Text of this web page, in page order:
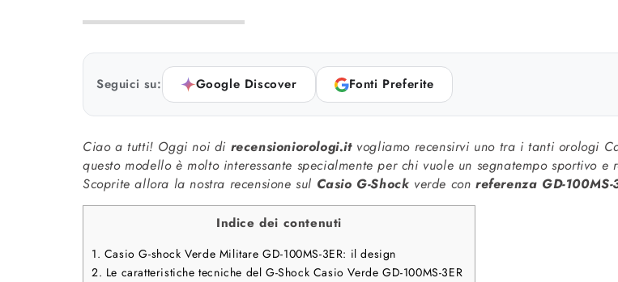
Seguici su: Google Discover Fonti Preferite
Ciao a tutti! Oggi noi di recensioniorologi.itvogliamo recensirvi uno tra i tanti orologi
questo modello è molto interessante specialmente per chi vuole un segnatempo sportivo e
Scoprite allora la nostra recensione sul Casio G-Shock verde conreferenza GD-100MS-
Indice dei contenuti
1. Casio G-shock Verde Militare GD-100MS-3ER: il design
2. Le caratteristiche tecniche del G-Shock Casio Verde GD-100MS-3ER